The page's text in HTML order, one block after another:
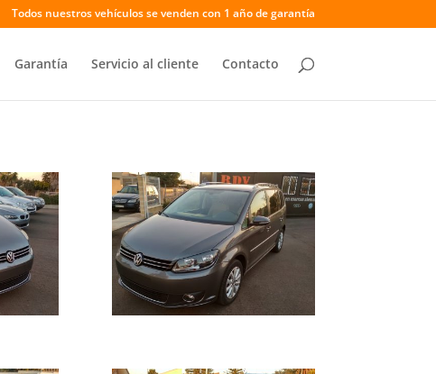
Todos nuestros vehículos se venden con 1 año de garantía
Garantía Servicio al cliente Contacto